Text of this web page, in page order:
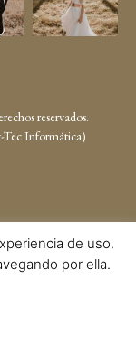
reservados.
Tec Informática)
de uso.
por ella.